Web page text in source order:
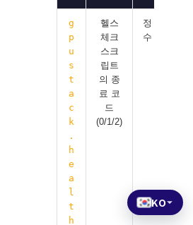
g
p
u
s
t
a
c
k
.
h
e
a
l
t
h
헬스
체크
스크
립트
의 종
료 코
드
(0/1/2)
정
수
KO